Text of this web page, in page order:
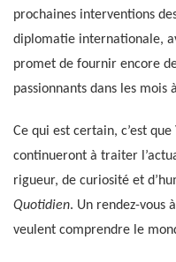
prochaines interventions
diplomatie internationale,
promet de fournir encore
passionnants dans les mois
Ce qui est certain, c’est
continueront à traiter
rigueur, de curiosité et
Quotidien. Un rendez-vous
veulent comprendre le